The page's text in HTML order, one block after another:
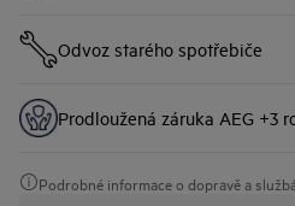
Odvoz starého spotřebiče
Prodloužená záruka AEG +3
Podrobné informace o dopravě a